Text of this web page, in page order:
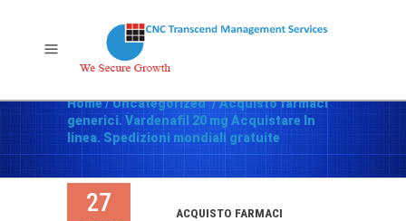
Home/Uncategorized /Acquisto farmaci
generici. Vardenafil 20 mg Acquistare In
linea. Spedizioni mondiali gratuite
27
ACQUISTO FARMACI